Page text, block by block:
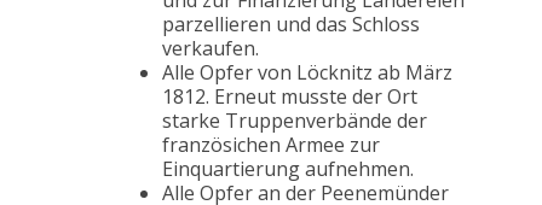
parzellieren und das Schloss
verkaufen.
Alle Opfer von Löcknitz ab März
1812. Erneut musste der Ort
starke Truppenverbände der
französichen Armee zur
Einquartierung aufnehmen.
Alle Opfer an der Peenemünder